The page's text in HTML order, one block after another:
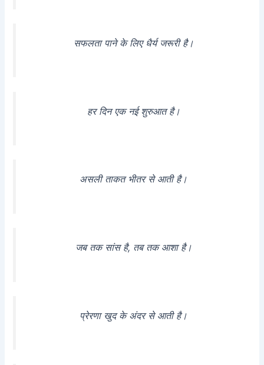
सफलता पाने के लिए धैर्य जरूरी है।
हर दिन एक नई शुरुआत है।
असली ताकत भीतर से आती है।
जब तक सांस है, तब तक आशा है।
प्रेरणा खुद के अंदर से आती है।